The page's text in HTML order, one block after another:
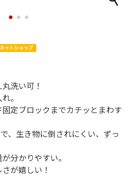
1 2 3
洗い可！
。
定ブロックまでカチッとまわす
、生き物に倒されにくい、ずっ
分かりやすい。
が嬉しい！